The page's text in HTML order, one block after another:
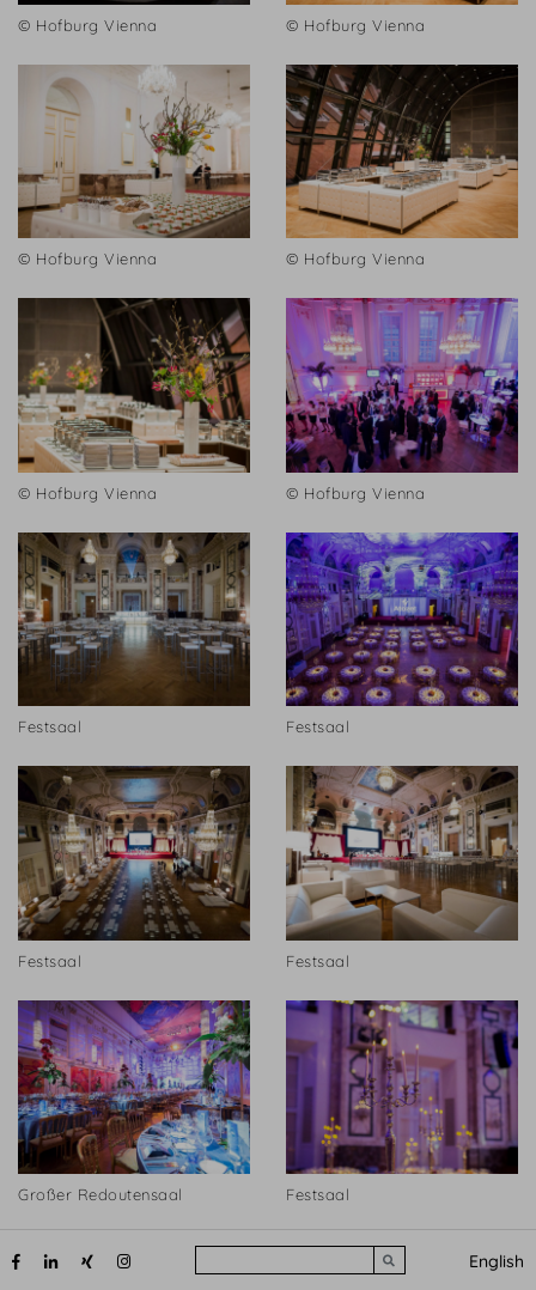
© Hofburg Vienna © Hofburg Vienna
© Hofburg Vienna © Hofburg Vienna
© Hofburg Vienna © Hofburg Vienna
Festsaal Festsaal
Festsaal Festsaal
Großer Redoutensaal Festsaal
Submit searchEnglish